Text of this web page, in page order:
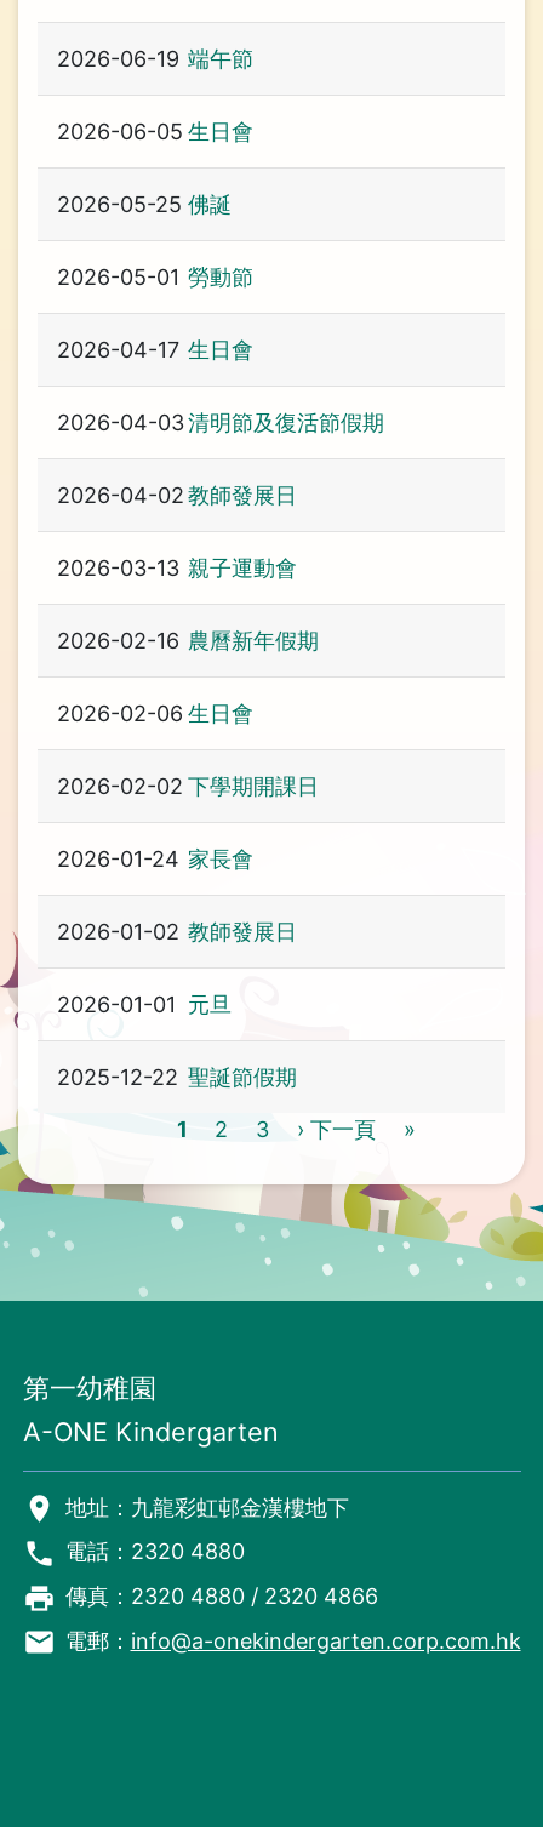
2026-06-19 端午節
2026-06-05 生日會
2026-05-25 佛誕
2026-05-01 勞動節
2026-04-17 生日會
2026-04-03清明節及復活節假期
2026-04-02教師發展日
2026-03-13 親子運動會
2026-02-16 農曆新年假期
2026-02-06 生日會
2026-02-02 下學期開課日
2026-01-24 家長會
2026-01-02 教師發展日
2026-01-01 元旦
2025-12-22 聖誕節假期
目
面
1 Page
2 Page
3
下
頁
› 下一頁
Last
»
第一幼稚園
A-ONE Kindergarten
room 地址：九龍彩虹邨金漢樓地下
phone 電話：2320 4880
local_printshop 傳真：2320 4880 / 2320 4866
email 電郵： info@a-onekindergarten.corp.com.hk